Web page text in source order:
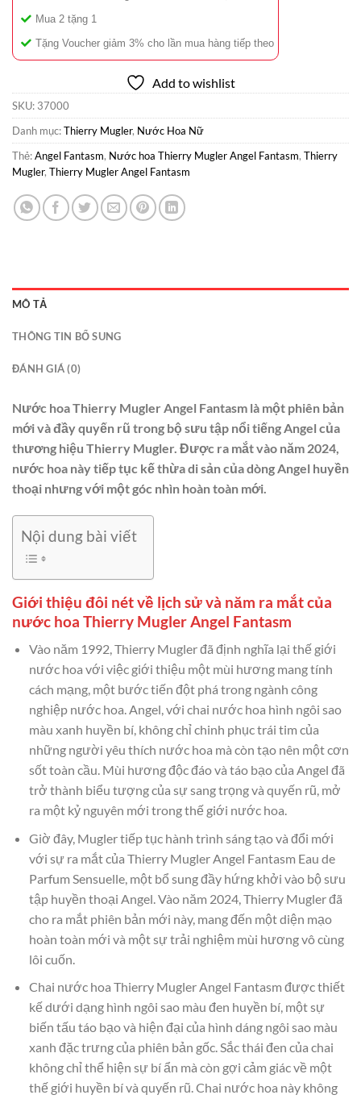
Mua 2 tặng 1
Tặng Voucher giảm 3% cho lần mua hàng tiếp theo
Add to wishlist
SKU: 37000
Danh mục:Thierry Mugler, Nước Hoa Nữ
Thẻ:Angel Fantasm, Nước hoa Thierry Mugler Angel Fantasm, Thierry
Mugler, Thierry Mugler Angel Fantasm
MÔ TẢ
THÔNG TIN BỔ SUNG
ĐÁNH GIÁ (0)
Nước hoa Thierry Mugler Angel Fantasm là một phiên bản
mới và đầy quyến rũ trong bộ sưu tập nổi tiếng Angel của
thương hiệu Thierry Mugler. Được ra mắt vào năm 2024,
nước hoa này tiếp tục kế thừa di sản của dòng Angel huyền
thoại nhưng với một góc nhìn hoàn toàn mới.
Nội dung bài viết
Giới thiệu đôi nét về lịch sử và năm ra mắt của
nước hoa Thierry Mugler Angel Fantasm
Vào năm 1992, Thierry Mugler đã định nghĩa lại thế giới
nước hoa với việc giới thiệu một mùi hương mang tính
cách mạng, một bước tiến đột phá trong ngành công
nghiệp nước hoa. Angel, với chai nước hoa hình ngôi sao
màu xanh huyền bí, không chỉ chinh phục trái tim của
những người yêu thích nước hoa mà còn tạo nên một cơn
sốt toàn cầu. Mùi hương độc đáo và táo bạo của Angel đã
trở thành biểu tượng của sự sang trọng và quyến rũ, mở
ra một kỷ nguyên mới trong thế giới nước hoa.
Giờ đây, Mugler tiếp tục hành trình sáng tạo và đổi mới
với sự ra mắt của Thierry Mugler Angel Fantasm Eau de
Parfum Sensuelle, một bổ sung đầy hứng khởi vào bộ sưu
tập huyền thoại Angel. Vào năm 2024, Thierry Mugler đã
cho ra mắt phiên bản mới này, mang đến một diện mạo
hoàn toàn mới và một sự trải nghiệm mùi hương vô cùng
lôi cuốn.
Chai nước hoa Thierry Mugler Angel Fantasm được thiết
kế dưới dạng hình ngôi sao màu đen huyền bí, một sự
biến tấu táo bạo và hiện đại của hình dáng ngôi sao màu
xanh đặc trưng của phiên bản gốc. Sắc thái đen của chai
không chỉ thể hiện sự bí ẩn mà còn gợi cảm giác về một
thế giới huyền bí và quyến rũ. Chai nước hoa này không